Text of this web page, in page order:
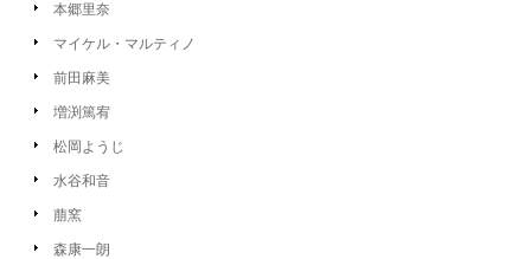
本郷里奈
マイケル・マルティノ
前田麻美
増渕篤宥
松岡ようじ
水谷和音
萠窯
森康一朗